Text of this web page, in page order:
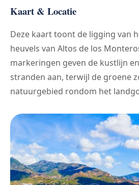
Kaart & Locatie
Deze kaart toont de ligging van
heuvels van Altos de los
markeringen geven de kustlijn
stranden aan, terwijl de groene
natuurgebied rondom het